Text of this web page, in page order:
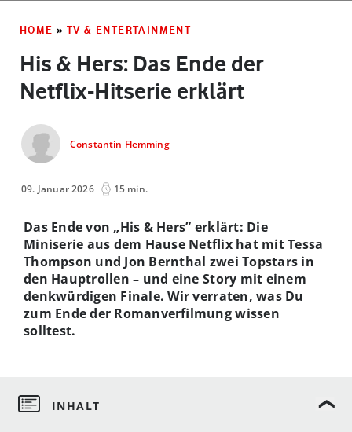
HOME » TV & ENTERTAINMENT
His & Hers: Das Ende der
Netflix-Hitserie erklärt
Constantin Flemming
09. Januar 2026 15 min.
Das Ende von „His & Hers” erklärt: Die
Miniserie aus dem Hause Netflix hat mit Tessa
Thompson und Jon Bernthal zwei Topstars in
den Hauptrollen – und eine Story mit einem
denkwürdigen Finale. Wir verraten, was Du
zum Ende der Romanverfilmung wissen
solltest.